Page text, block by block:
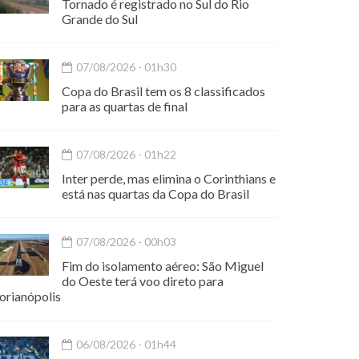
Tornado é registrado no Sul do Rio
Grande do Sul
07/08/2026 - 01h30
Copa do Brasil tem os 8 classificados
para as quartas de final
07/08/2026 - 01h22
Inter perde, mas elimina o Corinthians e
está nas quartas da Copa do Brasil
07/08/2026 - 00h03
Fim do isolamento aéreo: São Miguel
do Oeste terá voo direto para
06/08/2026 - 01h44